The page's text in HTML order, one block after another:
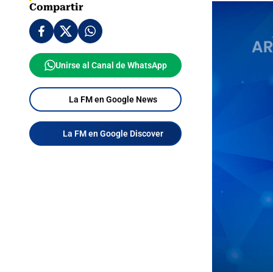
Compartir
Unirse al Canal de WhatsApp
La FM en Google News
La FM en Google Discover